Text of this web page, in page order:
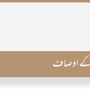
کے اوصاف